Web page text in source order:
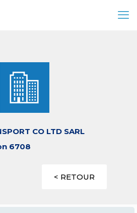
CO LTD SARL
6708
< RETOUR